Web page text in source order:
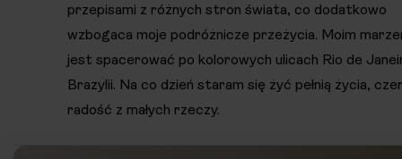
przepisami z różnych stron świata, co dodatkowo
wzbogaca moje podróżnicze przeżycia. Moim
jest spacerować po kolorowych ulicach Rio de
Brazylii. Na co dzień staram się żyć pełnią życia,
radość z małych rzeczy.